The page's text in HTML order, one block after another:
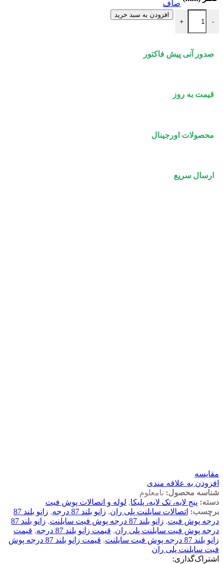
صاف
-
+
افزودن به سبد خرید
صدور آنی پیش فاکتور
قیمت به روز
محصولات اورجینال
ارسال سریع
مقايسه
افزودن به علاقه مندی
شناسه محصول: نامعلوم
دسته: پنج لایه، تک لایه، پلیکا, لوله و اتصالات پوش فیت
برچسب: اتصالات سایلنت پلی ران, زانو بلند 87 درجه ,
زانو بلند 87
درجه پوش فیت, زانو بلند 87 درجه پوش فیت سایلنت ,
زانو بلند 87
درجه پوش فیت سایلنت پلی ران, قیمت زانو بلند 87 درجه , قیمت
زانو بلند 87 درجه پوش فیت سایلنت
,
قیمت زانو بلند 87 درجه پوش
فیت سایلنت پلی ران
اشتراک‌گذاری: